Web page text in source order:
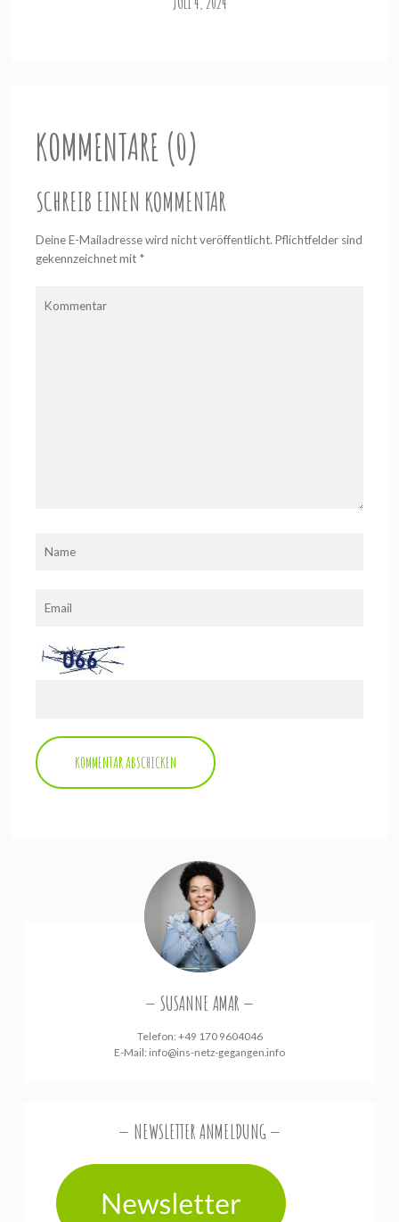
KOMMENTARE (0)
SCHREIB EINEN KOMMENTAR
Deine E-Mailadresse wird nicht veröffentlicht. Pflichtfelder sind
gekennzeichnet mit *
SUSANNE AMAR
Telefon: +49 170 9604046
E-Mail: info@ins-netz-gegangen.info
NEWSLETTER ANMELDUNG